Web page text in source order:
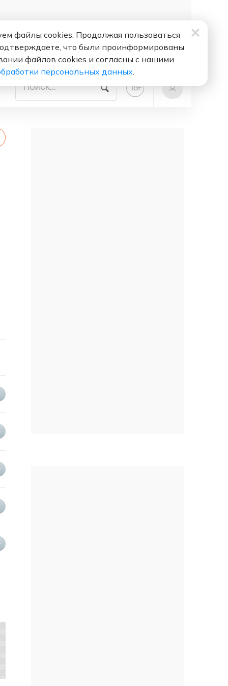
18+
файлы cookies. Продолжая пользоваться
что были проинформированы
файлов cookies и согласны с нашими
персональных данных.